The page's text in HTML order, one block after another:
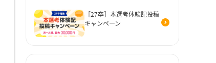
［27卒］本選考体験記投稿
キャンペーン